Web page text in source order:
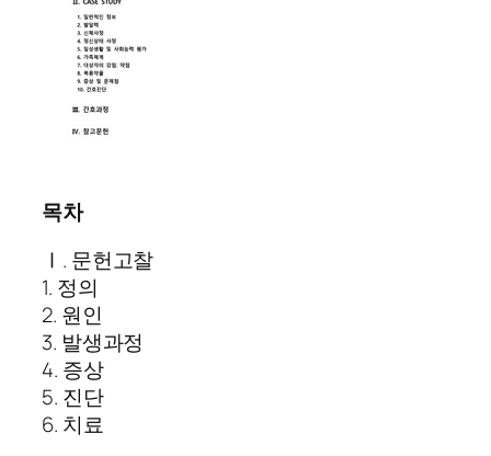
목차
Ⅰ. 문헌고찰
1. 정의
2. 원인
3. 발생과정
4. 증상
5. 진단
6. 치료